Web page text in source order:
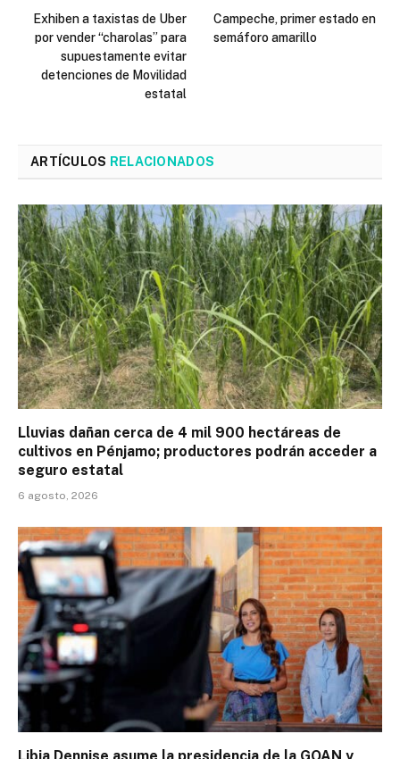
Exhiben a taxistas de Uber
por vender “charolas” para
supuestamente evitar
detenciones de Movilidad
estatal
Campeche, primer estado en
semáforo amarillo
ARTÍCULOS RELACIONADOS
Lluvias dañan cerca de 4 mil 900 hectáreas de
cultivos en Pénjamo; productores podrán acceder a
seguro estatal
6 agosto, 2026